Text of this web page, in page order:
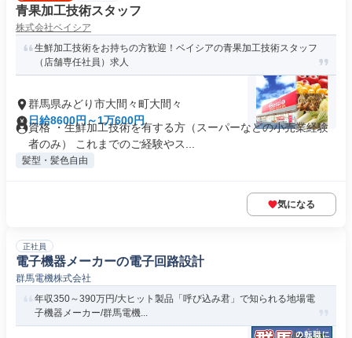
青果加工技術スタッフ
株式会社ベイシア
生鮮加工技術をお持ちの方歓迎！ベイシアの青果加工技術スタッフ
（店舗専任社員）求人
群馬県みどり市大間々町大間々
日給8600円～1万600円
資格 ・生鮮加工技術を有する方（スーパーなどの小売業経験
者のみ） これまでのご経験やス...
髪型・髪色自由
気になる
正社員
電子機器メーカーの電子回路設計
群馬電機株式会社
年収350～390万円/大ヒット製品「呼び込み君」で知られる地場電
子機器メーカー/群馬電機...